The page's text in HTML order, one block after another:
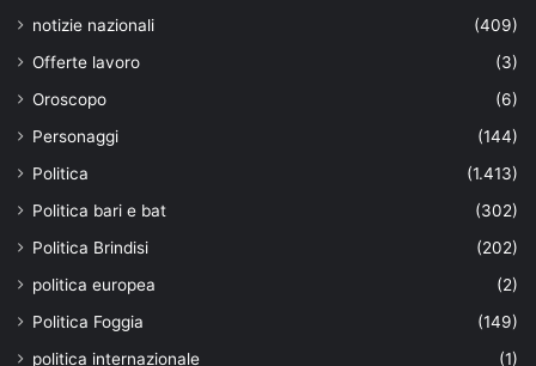
notizie nazionali
(409)
Offerte lavoro
(3)
Oroscopo
(6)
Personaggi
(144)
Politica
(1.413)
Politica bari e bat
(302)
Politica Brindisi
(202)
politica europea
(2)
Politica Foggia
(149)
politica internazionale
(1)